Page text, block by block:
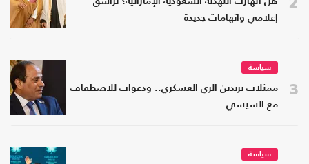
هل انهارت التهدئة السعودية الإماراتية؟ تراشق
إعلامي واتهامات جديدة
3
سياسة
ممثلات يرتدين الزي العسكري.. ودعوات للاصطفاف
مع السيسي
سياسة